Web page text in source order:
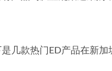
几款热门ED产品在新